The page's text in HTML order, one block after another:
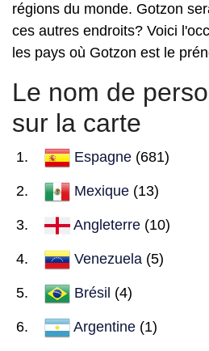
régions du monde. Gotzon
ces autres endroits? Voici
les pays où Gotzon est le
Le nom de
sur la carte
Espagne (681)
Mexique (13)
Angleterre (10)
Venezuela (5)
Brésil (4)
Argentine (1)